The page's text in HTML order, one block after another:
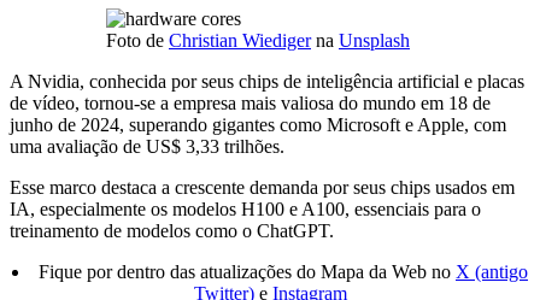
Foto de Christian Wiedigerna Unsplash
A Nvidia, conhecida por seus chips de inteligência artificial e placas
de vídeo, tornou-se a empresa mais valiosa do mundo em 18 de
junho de 2024, superando gigantes como Microsoft e Apple, com
uma avaliação de US$ 3,33 trilhões.
Esse marco destaca a crescente demanda por seus chips usados em
IA, especialmente os modelos H100 e A100, essenciais para o
treinamento de modelos como o ChatGPT.
Fique por dentro das atualizações do Mapa da Web no X (antigo
Twitter)e Instagram